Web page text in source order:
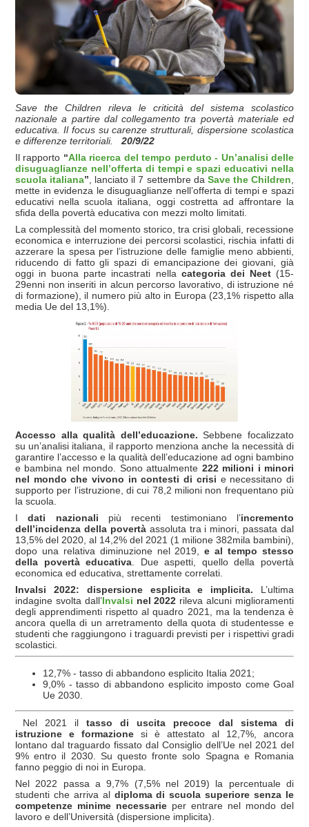
Save the Children rileva le criticità del sistema scolastico
nazionale a partire dal collegamento tra povertà materiale ed
educativa. Il focus su carenze strutturali, dispersione scolastica
e differenze territoriali.20/9/22
Il rapporto “Alla ricerca del tempo perduto - Un’analisi delle
disuguaglianze nell’offerta di tempi e spazi educativi nella
scuola italiana”, lanciato il 7 settembre da Save the Children,
mette in evidenza le disuguaglianze nell’offerta di tempi e spazi
educativi nella scuola italiana, oggi costretta ad affrontare la
sfida della povertà educativa con mezzi molto limitati.
La complessità del momento storico, tra crisi globali, recessione
economica e interruzione dei percorsi scolastici, rischia infatti di
azzerare la spesa per l’istruzione delle famiglie meno abbienti,
riducendo di fatto gli spazi di emancipazione dei giovani, già
oggi in buona parte incastrati nella categoria dei Neet(15-
29enni non inseriti in alcun percorso lavorativo, di istruzione né
di formazione), il numero più alto in Europa (23,1% rispetto alla
media Ue del 13,1%).
Accesso alla qualità dell’educazione.Sebbene focalizzato
su un’analisi italiana, il rapporto menziona anche la necessità di
garantire l’accesso e la qualità dell’educazione ad ogni bambino
e bambina nel mondo. Sono attualmente 222 milioni i minori
nel mondo che vivono in contesti di crisi e necessitano di
supporto per l’istruzione, di cui 78,2 milioni non frequentano più
la scuola.
Idati nazionali più recenti testimoniano l’incremento
dell’incidenza della povertà assoluta tra i minori, passata dal
13,5% del 2020, al 14,2% del 2021 (1 milione 382mila bambini),
dopo una relativa diminuzione nel 2019,e al tempo stesso
della povertà educativa . Due aspetti, quello della povertà
economica ed educativa, strettamente correlati.
Invalsi 2022: dispersione esplicita e implicita. L’ultima
indagine svolta dall’Invalsi nel 2022 rileva alcuni miglioramenti
degli apprendimenti rispetto al quadro 2021, ma la tendenza è
ancora quella di un arretramento della quota di studentesse e
studenti che raggiungono i traguardi previsti per i rispettivi gradi
scolastici.
12,7% - tasso di abbandono esplicito Italia 2021;
9,0% - tasso di abbandono esplicito imposto come Goal
Ue 2030.
Nel 2021 il tasso di uscita precoce dal sistema di
istruzione e formazione si è attestato al 12,7%, ancora
lontano dal traguardo fissato dal Consiglio dell’Ue nel 2021 del
9% entro il 2030. Su questo fronte solo Spagna e Romania
fanno peggio di noi in Europa.
Nel 2022 passa a 9,7% (7,5% nel 2019) la percentuale di
studenti che arriva al diploma di scuola superiore senza le
competenze minime necessarie per entrare nel mondo del
lavoro e dell’Università (dispersione implicita).